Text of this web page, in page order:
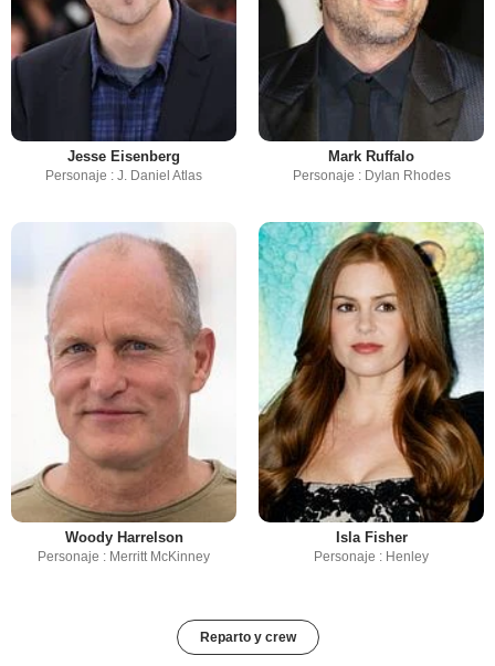
Jesse Eisenberg
Personaje : J. Daniel Atlas
Mark Ruffalo
Personaje : Dylan Rhodes
Woody Harrelson
Personaje : Merritt McKinney
Isla Fisher
Personaje : Henley
Reparto y crew